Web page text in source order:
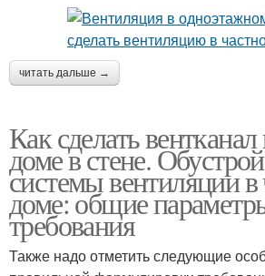
читать дальше →
Как сделать
доме в стене.
системы вентиляции в
доме: общие
требования
Также надо отметить следующие